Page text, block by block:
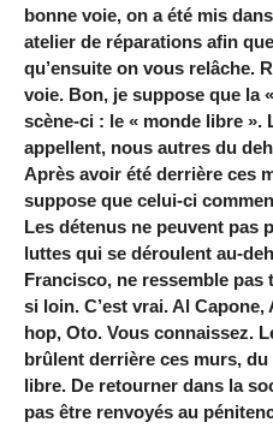
bonne voie, on a été mis
atelier de réparations afin
qu’ensuite on vous relâche.
voie. Bon, je suppose que la
scène-ci : le « monde libre ».
appellent, nous autres du
Après avoir été derrière ces
suppose que celui-ci
Les détenus ne peuvent pas
luttes qui se déroulent au-
Francisco, ne ressemble pas
si loin. C’est vrai. Al
hop, Oto. Vous connaissez.
brûlent derrière ces murs,
libre. De retourner dans la
pas être renvoyés au